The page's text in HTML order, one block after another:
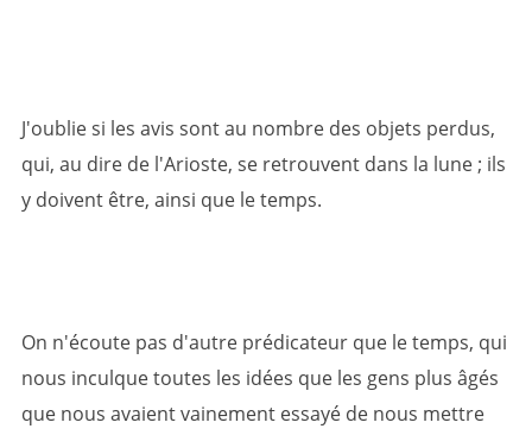
J'oublie si les avis sont au nombre des objets perdus,
qui, au dire de l'Arioste, se retrouvent dans la lune ; ils
y doivent être, ainsi que le temps.
On n'écoute pas d'autre prédicateur que le temps, qui
nous inculque toutes les idées que les gens plus âgés
que nous avaient vainement essayé de nous mettre